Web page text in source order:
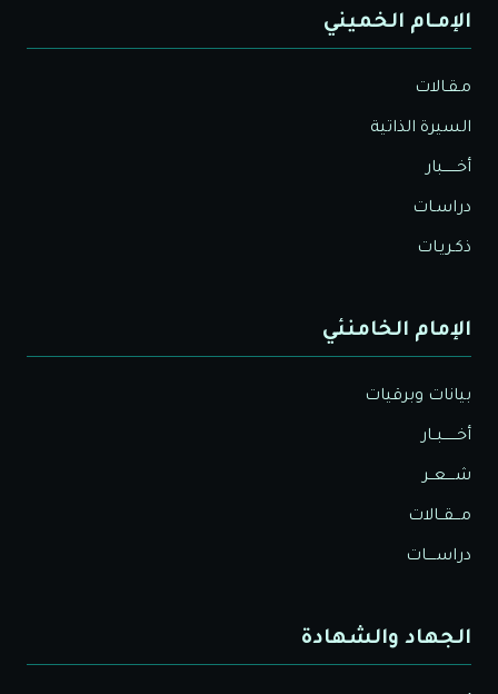
الإمـام الخميني
مـقـالات
السيرة الذاتية
أخــــــبار
دراسـات
ذكـريـات
الإمام الخامنئي
بيانات وبرقيات
أخــــــبــار
شــــعــر
مـــقــالات
دراســــات
الجهاد والشهادة